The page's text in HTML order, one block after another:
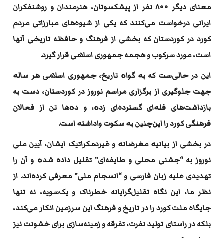
معنای دیگر ۸۰۰ نفر از پیشکسوتان، هنرمندان و روشنفکران
ایرانی درخواست می‌کنند که یکی از شیوه‌های مبارزاتی مردم
کورد در کوردستان که بخشی از فرهنگ و حافظه‌ تاریخی آنها
است، مورد سرکوب و هجمه جمهوری اسلامی قرار گیرد.
این در حالی‌ست که بە گواە تاریخ، جمهوری اسلامی هر سالە
جهت جلوگیری از برگزاری مراسم نوروز در کوردستان، دست به
بازداشت‌های فلە‌ای گسترده‌ای زدە، و دەها تن از فعالان
فرهنگی کورد را این‌چنین بە سکوت واداشتە است.
در بخشی از بیانیە مغرضانە و غیردمکراتیک ایشان، آیین ملی
نوروز به “جشنی محلی و طایفه‌ای” تقلیل داده شدە و آن را
تهدیدی علیه زبان فارسی و “انسجام ملی” معرفی کرده‌اند. از
نظر ما، این نگاه تقلیل‌گرایانه خطرناک و یک‌سویه، نه تنها
جایگاه ملت کورد را در تاریخ و فرهنگ این سرزمین انکار می‌کند،
بلکه در راستای تولید نفرت، تفرقه و زمینه‌سازی برای خشونت نیز